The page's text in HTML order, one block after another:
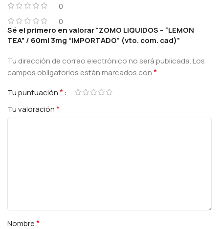
0
0
Sé el primero en valorar “ZOMO LIQUIDOS – “LEMON
TEA” / 60ml 3mg “IMPORTADO” (vto. com. cad)”
Tu dirección de correo electrónico no será publicada.Los
campos obligatorios están marcados con*
Tu puntuación*
Tu valoración*
Nombre*